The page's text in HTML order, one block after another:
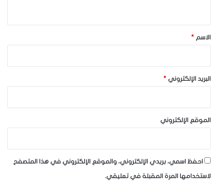
*الاسم *
البريد الإلكتروني *
الموقع الإلكتروني
احفظ اسمي، بريدي الإلكتروني، والموقع الإلكتروني في هذا المتصفح
لاستخدامها المرة المقبلة في تعليقي.